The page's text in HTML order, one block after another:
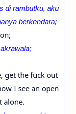
di rambutku, aku
berkendara;
get the fuck out
I see an open
alone.